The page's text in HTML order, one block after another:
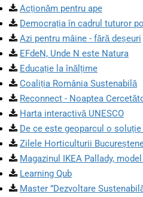
Acționăm pentru ape
Democrația în cadrul tuturor
Azi pentru mâine - fără deșeuri
EFdeN, Unde N este Natura
Educație la înălțime
Coaliția România Sustenabilă
Reconnect - Noaptea
Harta interactivă UNESCO
De ce este geoparcul o
Zilele Horticulturii
Magazinul IKEA Pallady,
Learning Qub
Master ”Dezvoltare